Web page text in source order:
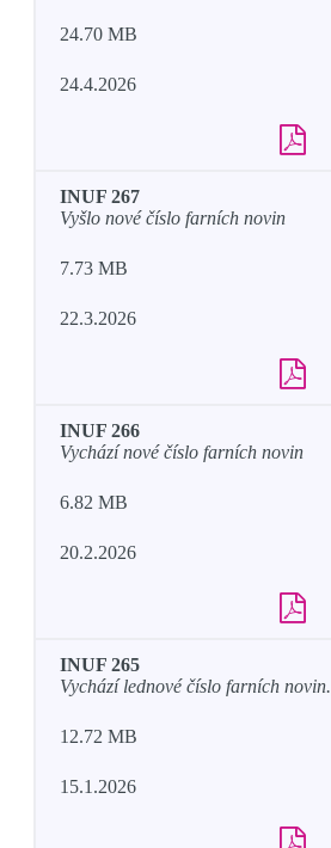
24.70 MB
24.4.2026
INUF 267
Vyšlo nové číslo farních novin
7.73 MB
22.3.2026
INUF 266
Vychází nové číslo farních novin
6.82 MB
20.2.2026
INUF 265
Vychází lednové číslo farních novin.
12.72 MB
15.1.2026